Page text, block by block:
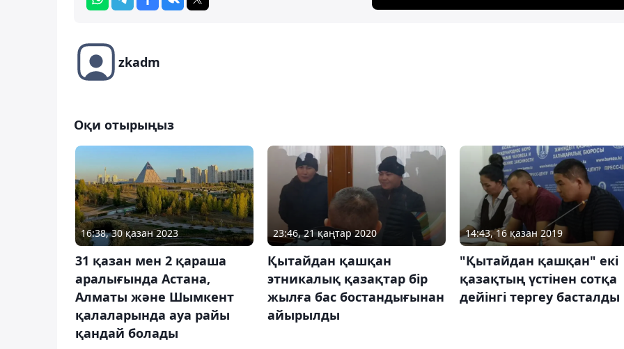
zkadm
Оқи отырыңыз
16:38, 30 қазан 2023
31 қазан мен 2 қараша
аралығында Астана,
Алматы және Шымкент
қалаларында ауа райы
қандай болады
23:46, 21 қаңтар 2020
Қытайдан қашқан
этникалық қазақтар бір
жылға бас бостандығынан
айырылды
14:43, 16 қазан 2019
"Қытайдан қашқан" екі
қазақтың үстінен сотқа
дейінгі тергеу басталды